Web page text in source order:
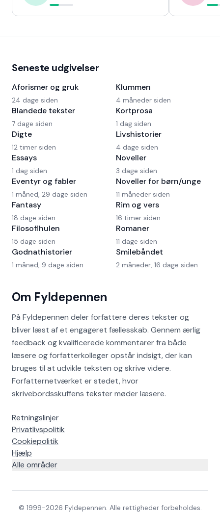
Om Fyldepennen
På Fyldepennen deler forfattere deres tekster og
bliver læst af et engageret fællesskab. Gennem ærlig
feedback og kvalificerede kommentarer fra både
læsere og forfatterkolleger opstår indsigt, der kan
bruges til at udvikle teksten og skrive videre.
Forfatternetværket er stedet, hvor
skrivebordsskuffens tekster møder læsere.
Retningslinjer
Privatlivspolitik
Cookiepolitik
Hjælp
Alle områder
Seneste udgivelser
Aforismer og gruk
24 dage siden
Blandede tekster
7 dage siden
Digte
12 timer siden
Essays
1 dag siden
Eventyr og fabler
1 måned, 29 dage siden
Fantasy
18 dage siden
Filosofihulen
15 dage siden
Godnathistorier
1 måned, 9 dage siden
Klummen
4 måneder siden
Kortprosa
1 dag siden
Livshistorier
4 dage siden
Noveller
3 dage siden
Noveller for børn/unge
11 måneder siden
Rim og vers
16 timer siden
Romaner
11 dage siden
Smilebåndet
2 måneder, 16 dage siden
© 1999-2026 Fyldepennen. Alle rettigheder forbeholdes.